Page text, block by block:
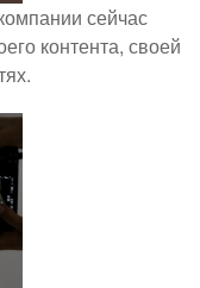
сейчас
контента, своей